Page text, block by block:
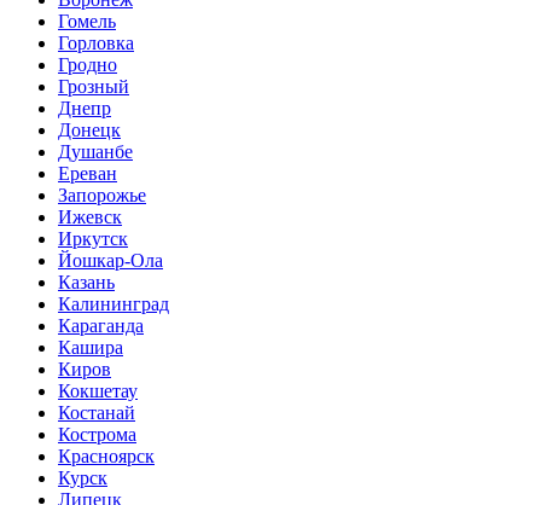
Гомель
Горловка
Гродно
Грозный
Днепр
Донецк
Душанбе
Ереван
Запорожье
Ижевск
Иркутск
Йошкар-Ола
Казань
Калининград
Караганда
Кашира
Киров
Кокшетау
Костанай
Кострома
Красноярск
Курск
Липецк